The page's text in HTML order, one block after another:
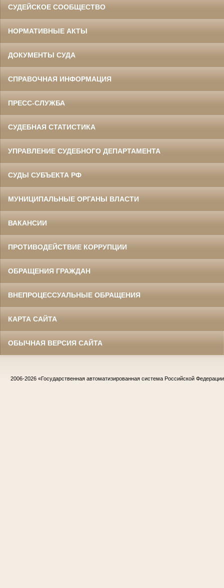
СУДЕЙСКОЕ СООБЩЕСТВО
НОРМАТИВНЫЕ АКТЫ
ДОКУМЕНТЫ СУДА
СПРАВОЧНАЯ ИНФОРМАЦИЯ
ПРЕСС-СЛУЖБА
СУДЕБНАЯ СТАТИСТИКА
УПРАВЛЕНИЕ СУДЕБНОГО ДЕПАРТАМЕНТА
СУДЫ СУБЪЕКТА РФ
МУНИЦИПАЛЬНЫЕ ОРГАНЫ ВЛАСТИ
ВАКАНСИИ
ПРОТИВОДЕЙСТВИЕ КОРРУПЦИИ
ОБРАЩЕНИЯ ГРАЖДАН
ВНЕПРОЦЕССУАЛЬНЫЕ ОБРАЩЕНИЯ
КАРТА САЙТА
ОБЫЧНАЯ ВЕРСИЯ САЙТА
2006-2026 «Государственная автоматизированная система Российской